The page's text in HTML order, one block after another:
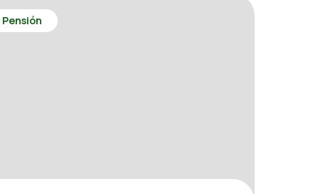
Pensión